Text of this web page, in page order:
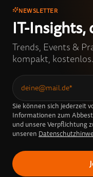
NEWSLETTER
IT-Insights,
Trends, Events &
kompakt, kostenlos.
Sie können sich jederzeit
Informationen zum
und unsere Verpflichtung
unseren